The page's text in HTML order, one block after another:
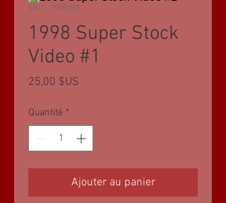
SKU : 1998012
1998 Super Stock
Video #1
25,00 $US
Quantité *
Ajouter au panier